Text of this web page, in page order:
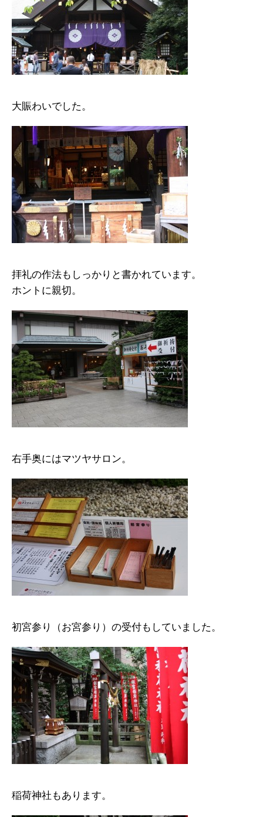
大賑わいでした。
拝礼の作法もしっかりと書かれています。
ホントに親切。
右手奥にはマツヤサロン。
初宮参り（お宮参り）の受付もしていました。
稲荷神社もあります。